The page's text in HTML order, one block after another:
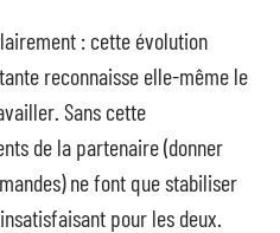
: cette évolution
reconnaisse elle-même le
Sans cette
de la partenaire (donner
ne font que stabiliser
pour les deux.